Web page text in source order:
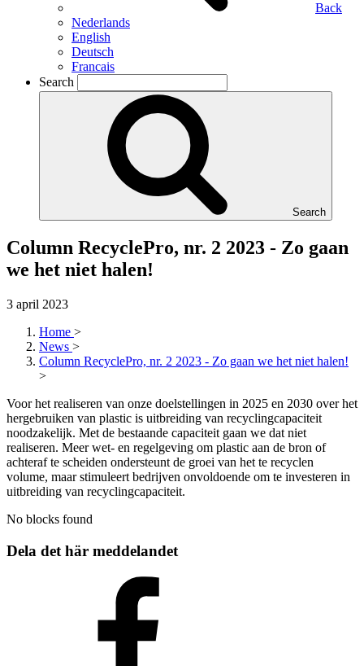
Back
Nederlands
English
Deutsch
Francais
Search
Search
Column RecyclePro, nr. 2 2023 - Zo gaan
we het niet halen!
3 april 2023
Home >
News >
Column RecyclePro, nr. 2 2023 - Zo gaan we het niet halen!
>
Voor het realiseren van onze doelstellingen in 2025 en 2030 over het
hergebruiken van plastic is uitbreiding van recyclingcapaciteit
noodzakelijk. Met de bestaande capaciteit gaan we dat niet
realiseren. Meer wet- en regelgeving om plastic aan de bron of
achteraf te scheiden ondersteunt de groei van het te recyclen
volume, maar stimuleert bedrijven onvoldoende om te investeren in
uitbreiding van recyclingcapaciteit.
No blocks found
Dela det här meddelandet